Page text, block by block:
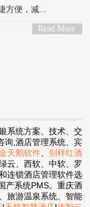
方便，减...
Read More
系统方案、技术、交
询,酒店管理系统、宾
天鹅软件、 别样红酒
云、西软、中软、罗
连锁酒店管理软件选
产系统PMS。重庆酒
旅游温泉系统、智能